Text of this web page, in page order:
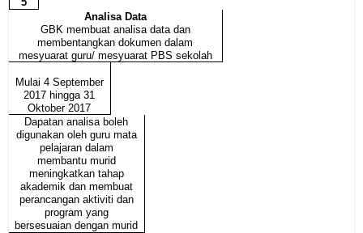
Analisa Data
GBK membuat analisa data dan
membentangkan dokumen dalam
mesyuarat guru/ mesyuarat PBS sekolah
Mulai 4 September
2017 hingga 31
Oktober 2017
Dapatan analisa boleh
digunakan oleh guru mata
pelajaran dalam
membantu murid
meningkatkan tahap
akademik dan membuat
perancangan aktiviti dan
program yang
bersesuaian dengan murid